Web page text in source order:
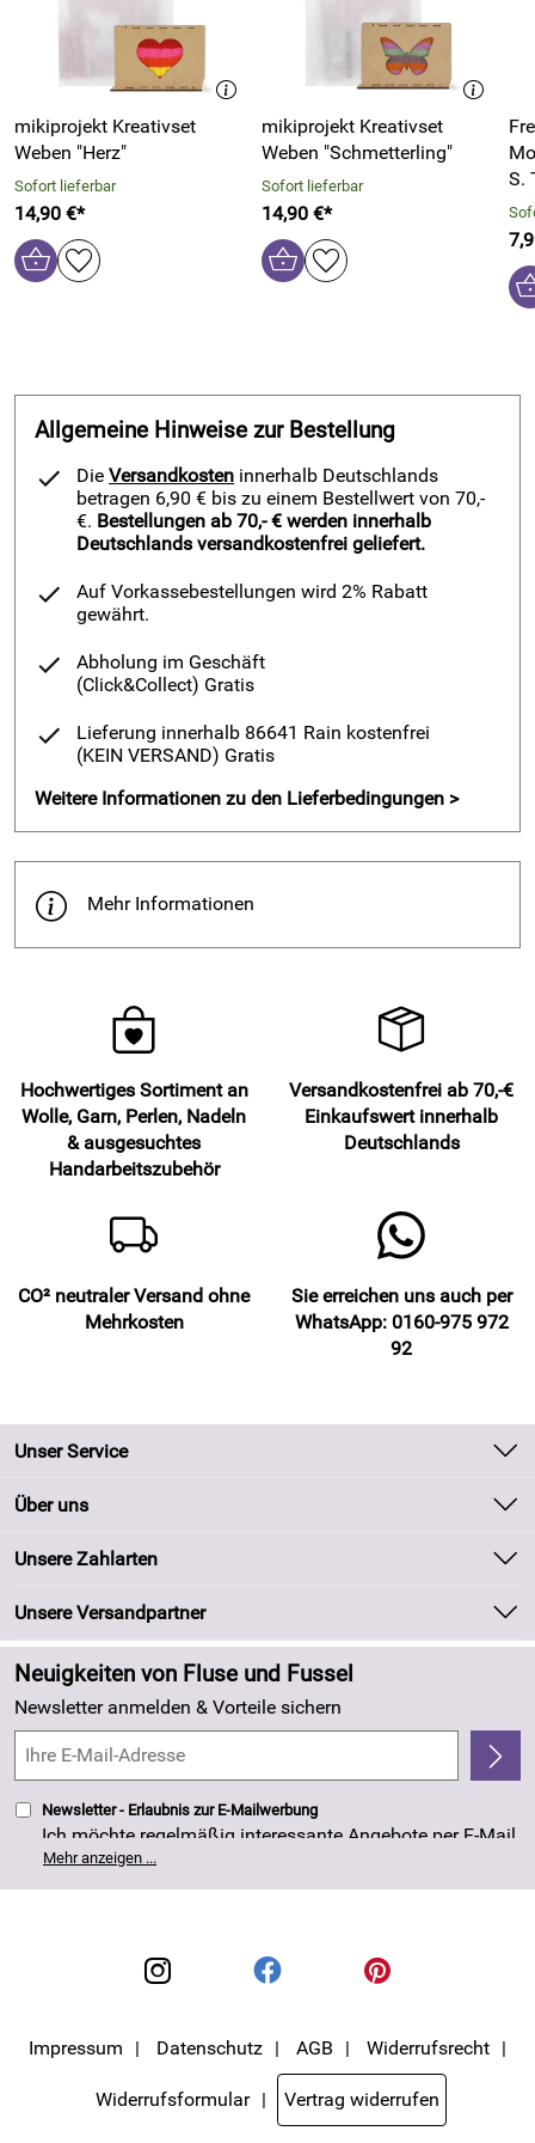
mikiprojekt Kreativset
Weben "Herz"
Sofort lieferbar
14,90 €*
mikiprojekt Kreativset
Weben "Schmetterling"
Sofort lieferbar
14,90 €*
S.
Allgemeine Hinweise zur Bestellung
Die Versandkosten innerhalb Deutschlands
betragen 6,90 € bis zu einem Bestellwert von 70,-
€. Bestellungen ab 70,- € werden innerhalb
Deutschlands versandkostenfrei geliefert.
Auf Vorkassebestellungen wird 2% Rabatt
gewährt.
Abholung im Geschäft
(Click&Collect) Gratis
Lieferung innerhalb 86641 Rain kostenfrei
(KEIN VERSAND) Gratis
Weitere Informationen zu den Lieferbedingungen >
Mehr Informationen
Hochwertiges Sortiment an
Wolle, Garn, Perlen, Nadeln
& ausgesuchtes
Handarbeitszubehör
Versandkostenfrei ab 70,-€
Einkaufswert innerhalb
Deutschlands
CO² neutraler Versand ohne
Mehrkosten
Sie erreichen uns auch per
WhatsApp: 0160-975 972
92
Unser Service
Kontakt
Kundeninformationen
Newsletter
Zahlung und Versand
Kundenlogin
Über uns
Unsere Bestseller
Neu
Angebote
Made in Germany
4,8/5
Unsere Zahlarten
Unsere Versandpartner
Neuigkeiten von Fluse und Fussel
Newsletter anmelden & Vorteile sichern
Newsletter - Erlaubnis zur E-Mailwerbung
Ich möchte regelmäßig interessante Angebote per E-Mail
erhalten. Meine E-Mail-Adresse wird nicht an andere
Unternehmen weitergegeben. Die Einwilligung zur
Nutzung meiner E-Mail- Adresse für Werbezwecke kann
Mehr anzeigen ...
Impressum Datenschutz AGB Widerrufsrecht
Widerrufsformular Vertrag widerrufen